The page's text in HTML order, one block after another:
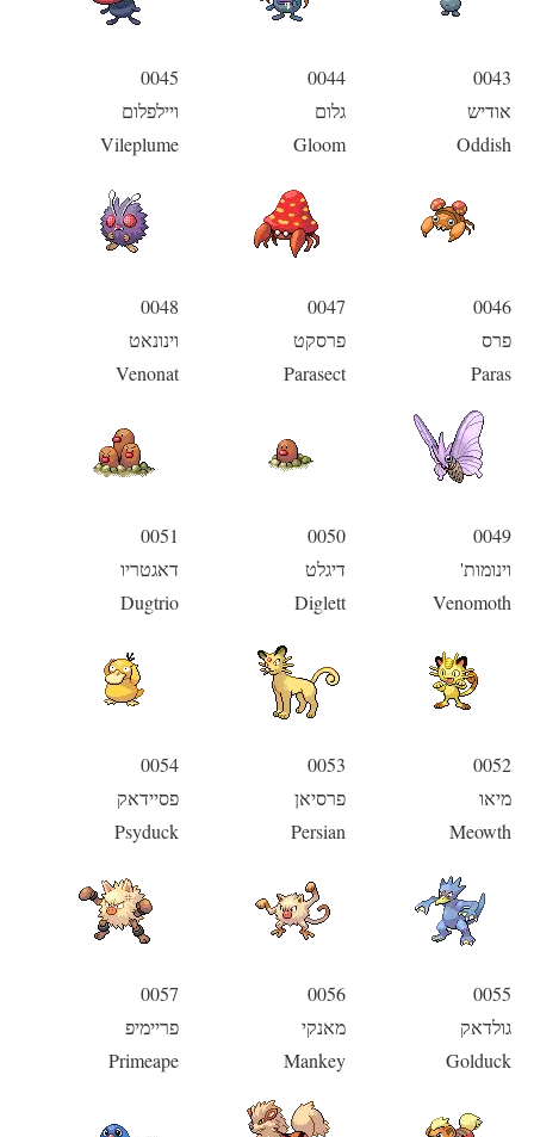
0043
אודיש
Oddish
0044
גלום
Gloom
0045
ויילפלום
Vileplume
0046
פרס
Paras
0047
פרסקט
Parasect
0048
וינונאט
Venonat
0049
וינומות'
Venomoth
0050
דיגלט
Diglett
0051
דאגטריו
Dugtrio
0052
מיאו
Meowth
0053
פרסיאן
Persian
0054
פסיידאק
Psyduck
0055
גולדאק
Golduck
0056
מאנקי
Mankey
0057
פריימיפ
Primeape